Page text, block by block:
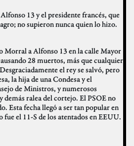
13 y el presidente francés, que
no supieron nunca quien lo hizo.
Morral a Alfonso 13 en la calle Mayor
28 muertos, más que cualquier
el rey se salvó, pero
la hija de una Condesa y el
de Ministros, y numerosos
demás ralea del cortejo. El PSOE no
Esta fecha llegó a ser tan popular en
fue el 11-S de los atentados en EEUU.